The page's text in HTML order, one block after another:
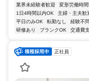
業界未経験者歓迎 変形労働時間
1日4時間以内OK
主婦・主夫歓
平日のみOK
転勤なし 経験不問
研修あり
ブランクOK 交通費
正社員